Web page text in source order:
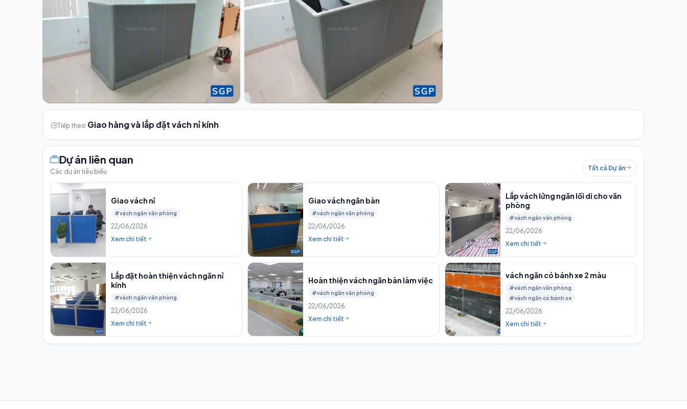
Tiếp theo Giao hàng và lắp đặt vách nỉ kính
Dự án liên quan
Các dự án tiêu biểu Tất cả Dự án
Giao vách nỉ
#vách ngăn văn phòng
22/06/2026
Xem chi tiết
Giao vách ngăn bàn
#vách ngăn văn phòng
22/06/2026
Xem chi tiết
Lắp vách lửng ngăn lối di cho văn
phòng
#vách ngăn văn phòng
22/06/2026
Xem chi tiết
Lắp đặt hoàn thiện vách ngăn nỉ
kính
#vách ngăn văn phòng
22/06/2026
Xem chi tiết
Hoàn thiện vách ngăn bàn làm việc
#vách ngăn văn phòng
22/06/2026
Xem chi tiết
vách ngăn có bánh xe 2 màu
#vách ngăn văn phòng
#vách ngăn có bánh xe
22/06/2026
Xem chi tiết